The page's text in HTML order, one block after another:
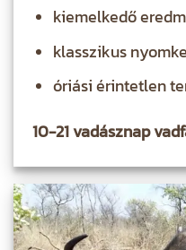
kiemelkedő
klasszikus
óriási érintetlen
10-21 vadásznap